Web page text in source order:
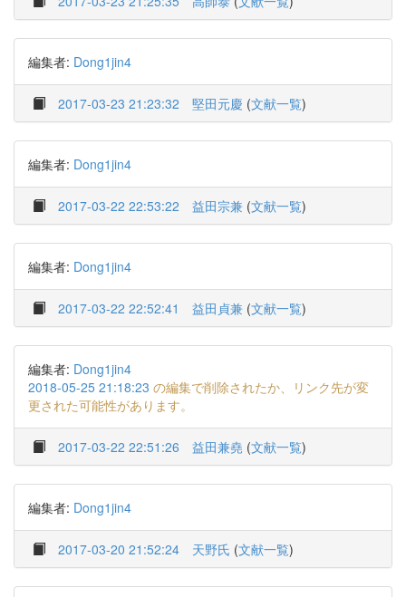
編集者: Dong1jin4
2017-03-23 21:23:32 堅田元慶 (文献一覧)
編集者: Dong1jin4
2017-03-22 22:53:22 益田宗兼 (文献一覧)
編集者: Dong1jin4
2017-03-22 22:52:41 益田貞兼 (文献一覧)
編集者: Dong1jin4
2018-05-25 21:18:23 の編集で削除されたか、リンク先が変
更された可能性があります。
2017-03-22 22:51:26 益田兼堯 (文献一覧)
編集者: Dong1jin4
2017-03-20 21:52:24 天野氏 (文献一覧)